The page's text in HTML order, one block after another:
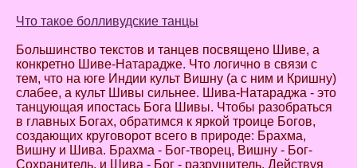
Что такое болливудские танцы
Большинство текстов и танцев посвящено Шиве, а
конкретно Шиве-Натарадже. Что логично в связи с
тем, что на юге Индии культ Вишну (а с ним и Кришну)
слабее, а культ Шивы сильнее. Шива-Натараджа - это
танцующая ипостась Бога Шивы. Чтобы разобраться
в главных Богах, обратимся к яркой троице Богов,
создающих круговорот всего в природе: Брахма,
Вишну и Шива. Брахма - Бог-творец, Вишну - Бог-
Сохранитель, и Шива - Бог - разрушитель. Действуя